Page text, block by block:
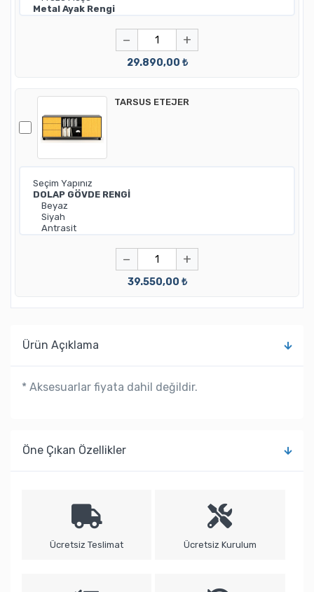
− +
29.890,00 ₺
TARSUS ETEJER
− +
39.550,00 ₺
Ürün Açıklama
* Aksesuarlar fiyata dahil değildir.
Öne Çıkan Özellikler
Ücretsiz Teslimat Ücretsiz Kurulum